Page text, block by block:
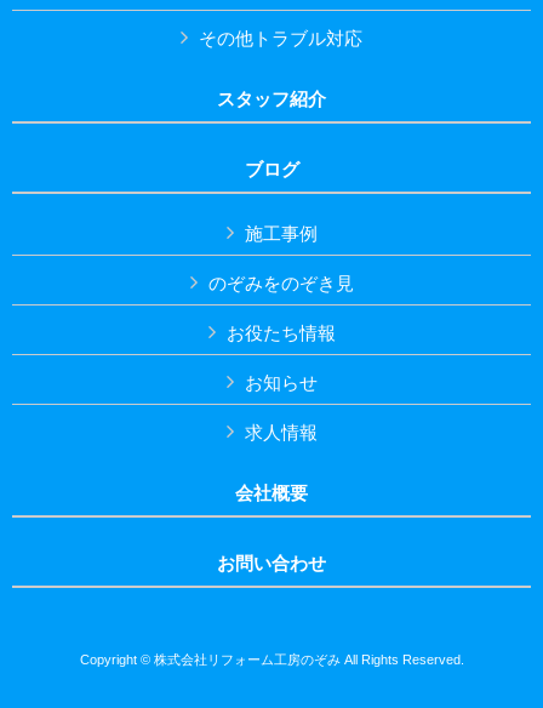
その他トラブル対応
スタッフ紹介
ブログ
施工事例
のぞみをのぞき見
お役たち情報
お知らせ
求人情報
会社概要
お問い合わせ
Copyright © 株式会社リフォーム工房のぞみ All Rights Reserved.